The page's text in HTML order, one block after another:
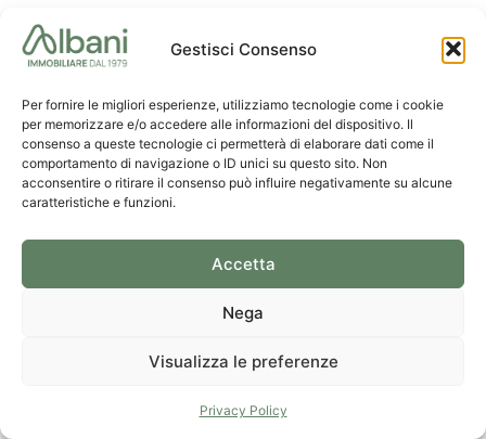
Gestisci Consenso
Per fornire le migliori esperienze, utilizziamo tecnologie come i cookie
per memorizzare e/o accedere alle informazioni del dispositivo. Il
consenso a queste tecnologie ci permetterà di elaborare dati come il
comportamento di navigazione o ID unici su questo sito. Non
acconsentire o ritirare il consenso può influire negativamente su alcune
caratteristiche e funzioni.
Accetta
Nega
Visualizza le preferenze
Privacy Policy